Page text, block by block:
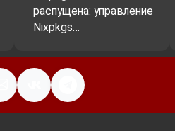
распущена: управление
Nixpkgs…